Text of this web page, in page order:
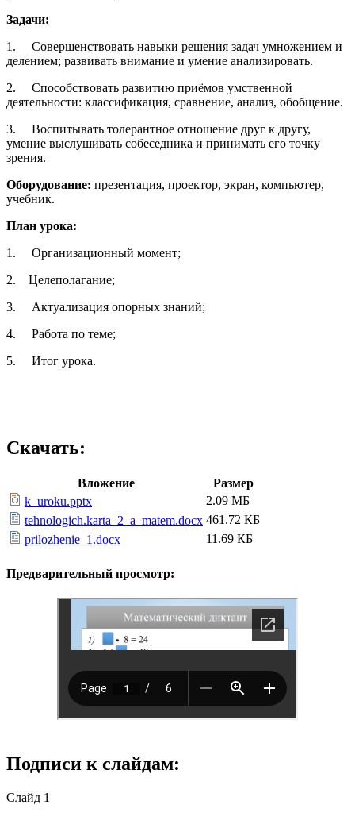
Задачи:
1. Совершенствовать навыки решения задач умножением и
делением; развивать внимание и умение анализировать.
2. Способствовать развитию приёмов умственной
деятельности: классификация, сравнение, анализ, обобщение.
3. Воспитывать толерантное отношение друг к другу,
умение выслушивать собеседника и принимать его точку
зрения.
Оборудование: презентация, проектор, экран, компьютер,
учебник.
План урока:
1. Организационный момент;
2. Целеполагание;
3. Актуализация опорных знаний;
4. Работа по теме;
5. Итог урока.
Скачать:
Вложение
Размер
k_uroku.pptx
2.09 МБ
tehnologich.karta_2_a_matem.docx 461.72 КБ
prilozhenie_1.docx
11.69 КБ
Предварительный просмотр:
Подписи к слайдам:
Слайд 1